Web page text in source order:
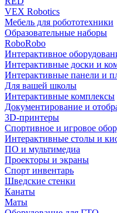
VEX Robotics
Мебель для робототехники
Образовательные наборы
RoboRobo
Интерактивное
Интерактивные доски и
Интерактивные панели и
Для вашей школы
Интерактивные комплексы
Документирование и
3D-принтеры
Спортивное и игровое
Интерактивные столы и
ПО и мультимедиа
Проекторы и экраны
Спорт инвентарь
Шведские стенки
Канаты
Маты